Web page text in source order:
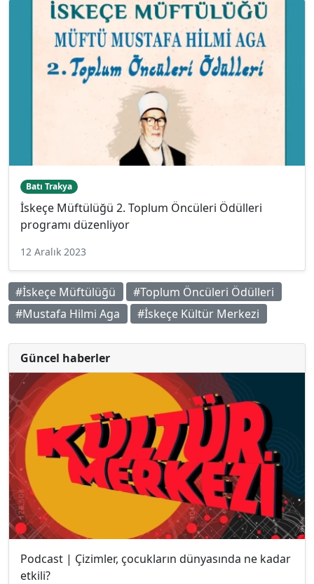
Batı Trakya
İskeçe Müftülüğü 2. Toplum Öncüleri Ödülleri
programı düzenliyor
12 Aralık 2023
#İskeçe Müftülüğü
#Toplum Öncüleri Ödülleri
#Mustafa Hilmi Aga
#İskeçe Kültür Merkezi
Güncel haberler
Podcast | Çizimler, çocukların dünyasında ne kadar
etkili?